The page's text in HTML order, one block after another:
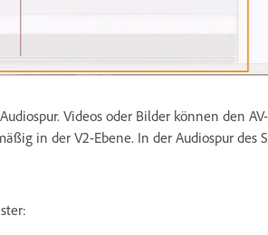
Videos oder Bilder können den
in der V2-Ebene. In der Audiospur des